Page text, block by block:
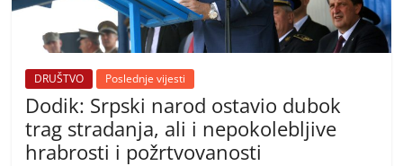
DRUŠTVO Poslednje vijesti
Dodik: Srpski narod ostavio dubok
trag stradanja, ali i nepokolebljive
hrabrosti i požrtvovanosti